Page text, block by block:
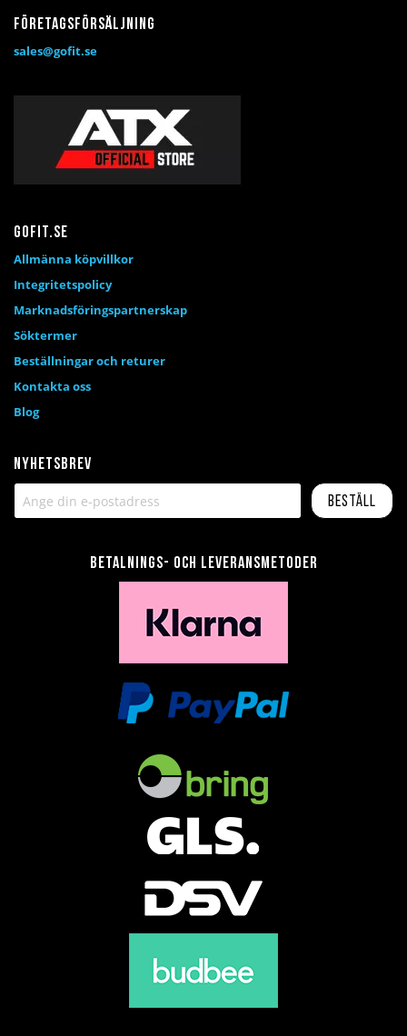
Nyhetsbrev
Beställ
Företagsförsäljning
sales@gofit.se
Betalnings- och leveransmetoder
Gofit.se
Allmänna köpvillkor
Integritetspolicy
Marknadsföringspartnerskap
Söktermer
Beställningar och returer
Kontakta oss
Blog